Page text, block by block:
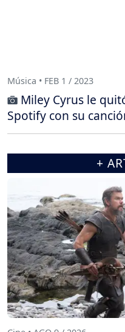
Música • FEB 1 / 2023
Miley Cyrus le
Spotify con su
+